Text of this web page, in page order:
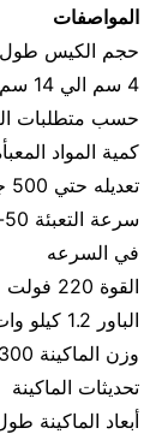
المواصفات
4
حسب متطلبات
تعديله حتي 500 جرام
في السرعه
القوة 220 فولت
الباور 1.2 كيلو وات
تحديثات الماكينة